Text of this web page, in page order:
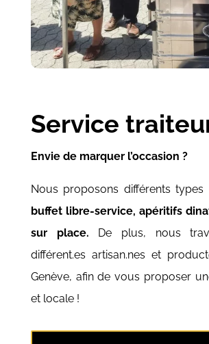
Service
Envie de marquer l’occasion ?
Nous proposons différents types
buffet libre-service, apéritifs
sur place. De plus, nous
différent.es artisan.nes et
Genève, afin de vous proposer
et locale !